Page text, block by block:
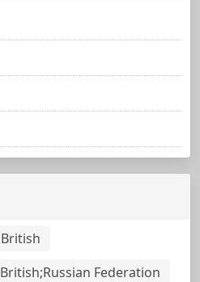
British
British;Russian Federation